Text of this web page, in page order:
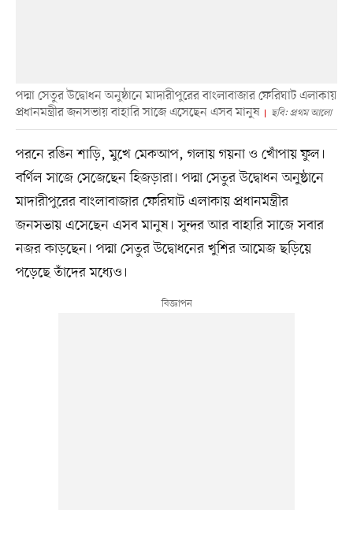
পদ্মা সেতুর উদ্বোধন অনুষ্ঠানে মাদারীপুরের বাংলাবাজার ফেরিঘাট এলাকায়
প্রধানমন্ত্রীর জনসভায় বাহারি সাজে এসেছেন এসব মানুষ
ছবি: প্রথম আলো
পরনে রঙিন শাড়ি, মুখে মেকআপ, গলায় গয়না ও খোঁপায় ফুল।
বর্ণিল সাজে সেজেছেন হিজড়ারা। পদ্মা সেতুর উদ্বোধন অনুষ্ঠানে
মাদারীপুরের বাংলাবাজার ফেরিঘাট এলাকায় প্রধানমন্ত্রীর
জনসভায় এসেছেন এসব মানুষ। সুন্দর আর বাহারি সাজে সবার
নজর কাড়ছেন। পদ্মা সেতুর উদ্বোধনের খুশির আমেজ ছড়িয়ে
পড়েছে তাঁদের মধ্যেও।